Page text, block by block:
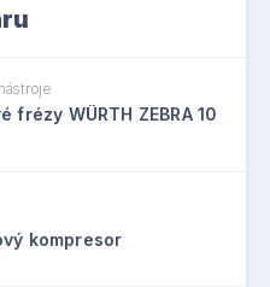
frézy WÜRTH ZEBRA 10
kompresor